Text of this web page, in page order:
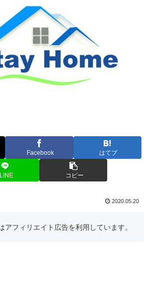
Facebook はてブ
LINE コピー
2020.05.20
アフィリエイト広告を利用しています。